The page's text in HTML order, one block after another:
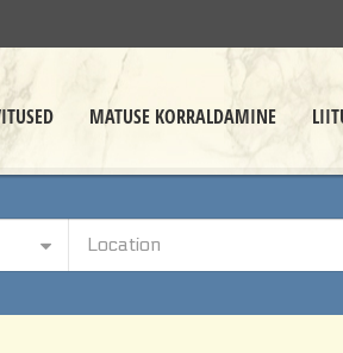
MATUSE KORRALDAMINE
Location